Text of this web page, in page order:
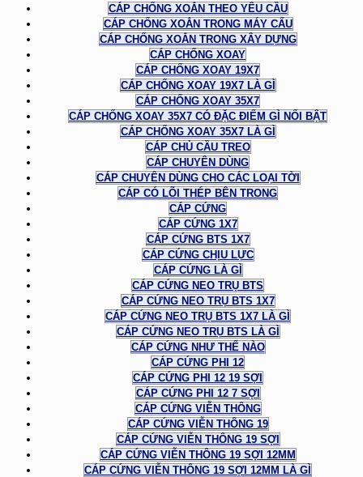
CÁP CHỐNG XOẮN THEO YÊU CẦU
CÁP CHỐNG XOẮN TRONG MÁY CẨU
CÁP CHỐNG XOẮN TRONG XÂY DỰNG
CÁP CHỐNG XOAY
CÁP CHỐNG XOAY 19X7
CÁP CHỐNG XOAY 19X7 LÀ GÌ
CÁP CHỐNG XOAY 35X7
CÁP CHỐNG XOAY 35X7 CÓ ĐẶC ĐIỂM GÌ NỔI BẬT
CÁP CHỐNG XOAY 35X7 LÀ GÌ
CÁP CHỦ CẦU TREO
CÁP CHUYÊN DÙNG
CÁP CHUYÊN DÙNG CHO CÁC LOẠI TỜI
CÁP CÓ LÕI THÉP BÊN TRONG
CÁP CỨNG
CÁP CỨNG 1X7
CÁP CỨNG BTS 1X7
CÁP CỨNG CHỊU LỰC
CÁP CỨNG LÀ GÌ
CÁP CỨNG NEO TRỤ BTS
CÁP CỨNG NEO TRỤ BTS 1X7
CÁP CỨNG NEO TRỤ BTS 1X7 LÀ GÌ
CÁP CỨNG NEO TRỤ BTS LÀ GÌ
CÁP CỨNG NHƯ THẾ NÀO
CÁP CỨNG PHI 12
CÁP CỨNG PHI 12 19 SỢI
CÁP CỨNG PHI 12 7 SỢI
CÁP CỨNG VIỄN THÔNG
CÁP CỨNG VIỄN THÔNG 19
CÁP CỨNG VIỄN THÔNG 19 SỢI
CÁP CỨNG VIỄN THÔNG 19 SỢI 12MM
CÁP CỨNG VIỄN THÔNG 19 SỢI 12MM LÀ GÌ